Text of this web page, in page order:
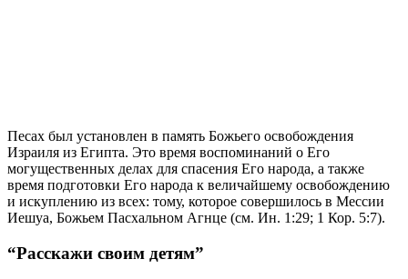
Песах был установлен в память Божьего освобождения
Израиля из Египта. Это время воспоминаний о Его
могущественных делах для спасения Его народа, а также
время подготовки Его народа к величайшему освобождению
и искуплению из всех: тому, которое совершилось в Мессии
Иешуа, Божьем Пасхальном Агнце (см. Ин. 1:29; 1 Кор. 5:7).
“Расскажи своим детям”